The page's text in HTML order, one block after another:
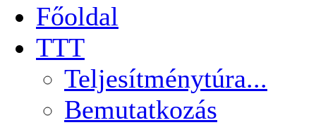
Főoldal
TTT
Teljesítménytúra...
Bemutatkozás